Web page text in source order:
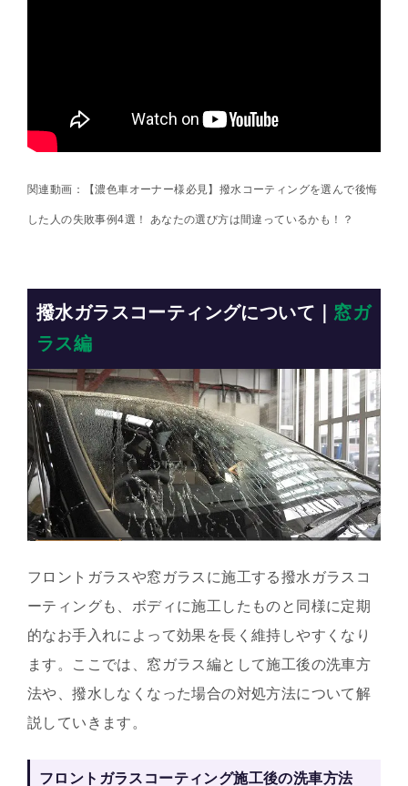
関連動画：【濃色車オーナー様必見】撥水コーティングを選んで後悔
した人の失敗事例4選！ あなたの選び方は間違っているかも！？
撥水ガラスコーティングについて｜ 窓ガ
ラス編
フロントガラスや窓ガラスに施工する撥水ガラスコ
ーティングも、ボディに施工したものと同様に定期
的なお手入れによって効果を長く維持しやすくなり
ます。ここでは、窓ガラス編として施工後の洗車方
法や、撥水しなくなった場合の対処方法について解
説していきます。
フロントガラスコーティング施工後の洗車方法